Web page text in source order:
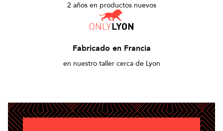
2 años en productos nuevos
Fabricado en Francia
en nuestro taller cerca de Lyon